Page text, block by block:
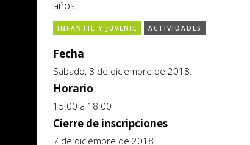
años
INFANTIL Y JUVENIL ACTIVIDADES
Fecha
Sábado, 8 de diciembre de 2018.
Horario
15:00 a 18:00
Cierre de inscripciones
7 de diciembre de 2018